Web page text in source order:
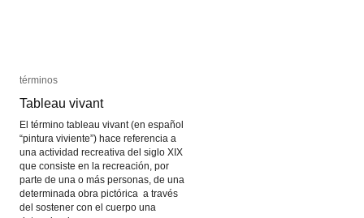
términos
Tableau vivant
El término tableau vivant (en español
“pintura viviente”) hace referencia a
una actividad recreativa del siglo XIX
que consiste en la recreación, por
parte de una o más personas, de una
determinada obra pictórica a través
del sostener con el cuerpo una
términos
Tableau vivant